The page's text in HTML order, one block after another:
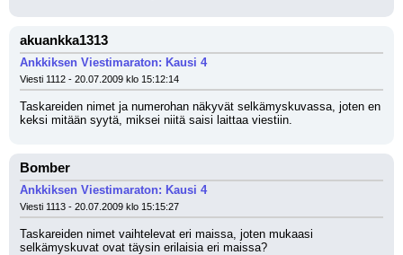
akuankka1313
Ankkiksen Viestimaraton: Kausi 4
Viesti 1112 - 20.07.2009 klo 15:12:14
Taskareiden nimet ja numerohan näkyvät selkämyskuvassa, joten en
keksi mitään syytä, miksei niitä saisi laittaa viestiin.
Bomber
Ankkiksen Viestimaraton: Kausi 4
Viesti 1113 - 20.07.2009 klo 15:15:27
Taskareiden nimet vaihtelevat eri maissa, joten mukaasi
selkämyskuvat ovat täysin erilaisia eri maissa?